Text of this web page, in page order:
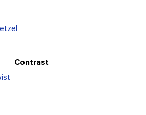
Contrast